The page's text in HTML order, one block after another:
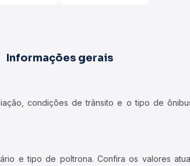
Informações gerais
condições de trânsito e o tipo de
e tipo de poltrona. Confira os valores